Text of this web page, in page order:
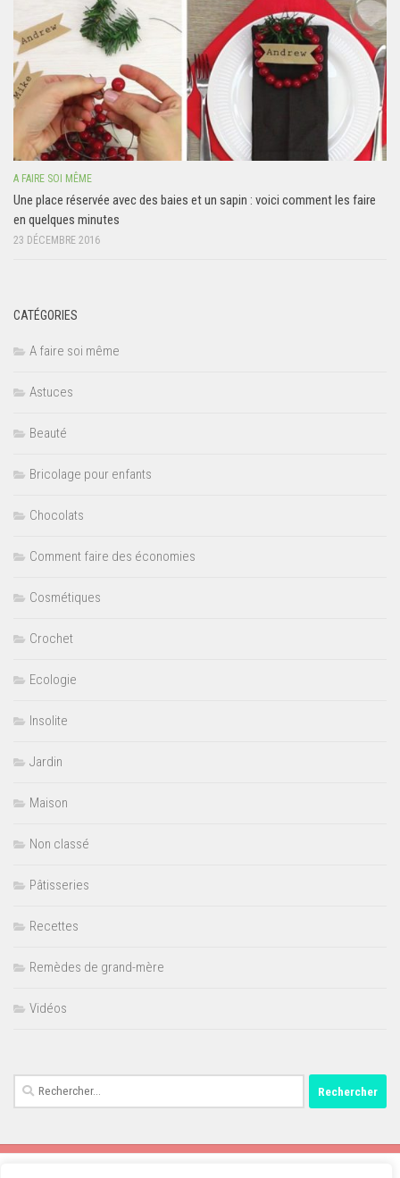
A FAIRE SOI MÊME
Une place réservée avec des baies et un sapin : voici comment les faire
en quelques minutes
23 DÉCEMBRE 2016
CATÉGORIES
A faire soi même
Astuces
Beauté
Bricolage pour enfants
Chocolats
Comment faire des économies
Cosmétiques
Crochet
Ecologie
Insolite
Jardin
Maison
Non classé
Pâtisseries
Recettes
Remèdes de grand-mère
Vidéos
Rechercher :